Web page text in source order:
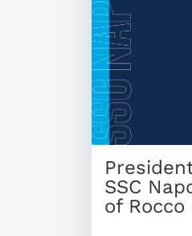
SSC
of Rocco